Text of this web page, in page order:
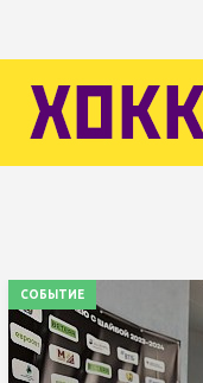
СОБЫТИЕ